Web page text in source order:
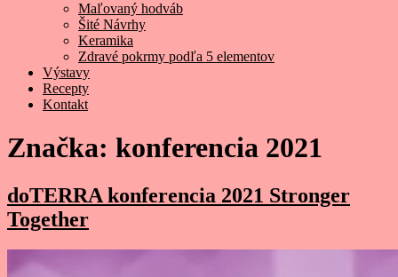
Maľovaný hodváb
Šité Návrhy
Keramika
Zdravé pokrmy podľa 5 elementov
Výstavy
Recepty
Kontakt
Značka: konferencia 2021
doTERRA konferencia 2021 Stronger
Together